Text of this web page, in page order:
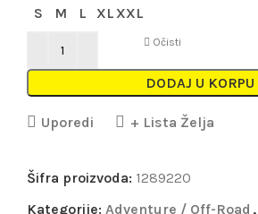
S
M L XL XXL
Očisti
DODAJ U KORPU
Uporedi + Lista Želja
Šifra proizvoda: 1289220
Kategorije: Adventure / Off-Road ,